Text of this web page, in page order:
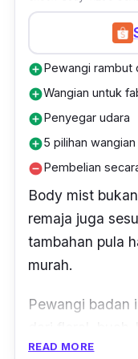
petang ”
add_circlePewangi rambut
add_circleWangian untuk
add_circlePenyegar udara
add_circle5 pilihan wangian
remove_circlePembelian
Body mist
remaja juga
tambahan pula
murah.
Pewangi badan
yang manis.
READ MORE